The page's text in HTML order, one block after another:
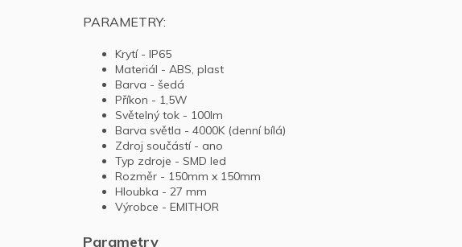
PARAMETRY:
Krytí - IP65
Materiál - ABS, plast
Barva - šedá
Příkon - 1,5W
Světelný tok - 100lm
Barva světla - 4000K (denní bílá)
Zdroj součástí - ano
Typ zdroje - SMD led
Rozměr - 150mm x 150mm
Hloubka - 27 mm
Výrobce - EMITHOR